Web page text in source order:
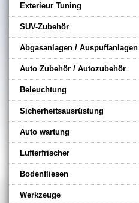
Exterieur Tuning
SUV-Zubehör
Abgasanlagen / Auspuffanlagen
Auto Zubehör / Autozubehör
Beleuchtung
Sicherheitsausrüstung
Auto wartung
Lufterfrischer
Bodenfliesen
Werkzeuge